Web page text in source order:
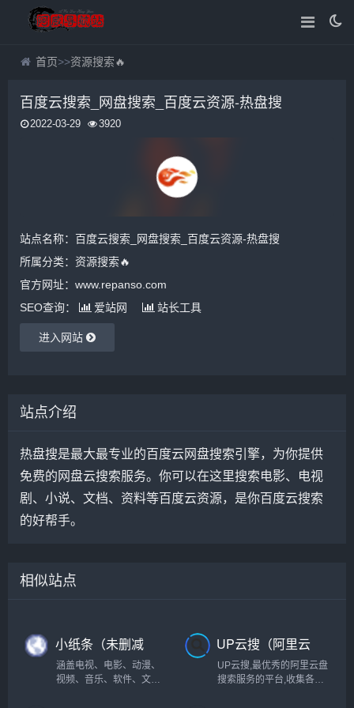
首页>>资源搜索🔥
百度云搜索_网盘搜索_百度云资源-热盘搜
2022-03-29 3920
站点名称：百度云搜索_网盘搜索_百度云资源-热盘搜
所属分类： 资源搜索🔥
官方网址：www.repanso.com
SEO查询：
爱站网 站长工具
进入网站
站点介绍
热盘搜是最大最专业的百度云网盘搜索引擎，为你提供
免费的网盘云搜索服务。你可以在这里搜索电影、电视
剧、小说、文档、资料等百度云资源，是你百度云搜索
的好帮手。
相似站点
小纸条（未删减
版的影视资源大
全）
涵盖电视、电影、动漫、
视频、音乐、软件、文档
UP云搜（阿里云
盘资源搜索神
器）
UP云搜,最优秀的阿里云盘
搜索服务的平台,收集各类